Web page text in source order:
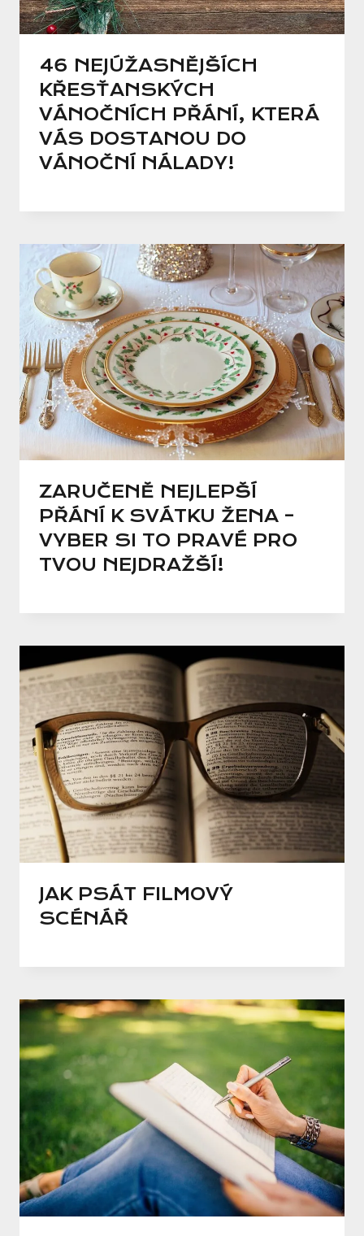
46 NEJÚŽASNĚJŠÍCH
KŘESŤANSKÝCH
VÁNOČNÍCH PŘÁNÍ, KTERÁ
VÁS DOSTANOU DO
VÁNOČNÍ NÁLADY!
ZARUČENĚ NEJLEPŠÍ
PŘÁNÍ K SVÁTKU ŽENA –
VYBER SI TO PRAVÉ PRO
TVOU NEJDRAŽŠÍ!
JAK PSÁT FILMOVÝ
SCÉNÁŘ